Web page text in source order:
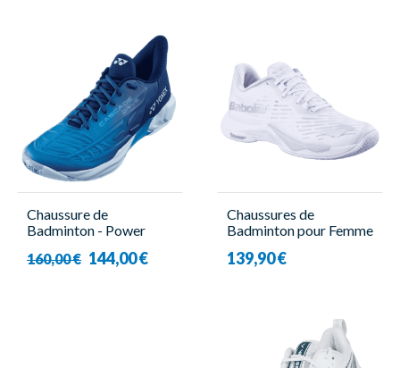
Chaussure de
Badminton - Power
Bleu Claire - Homme -
160,00 € 144,00 €
Chaussures de
Badminton pour Femme
Women Blanc - Babolat
139,90 €